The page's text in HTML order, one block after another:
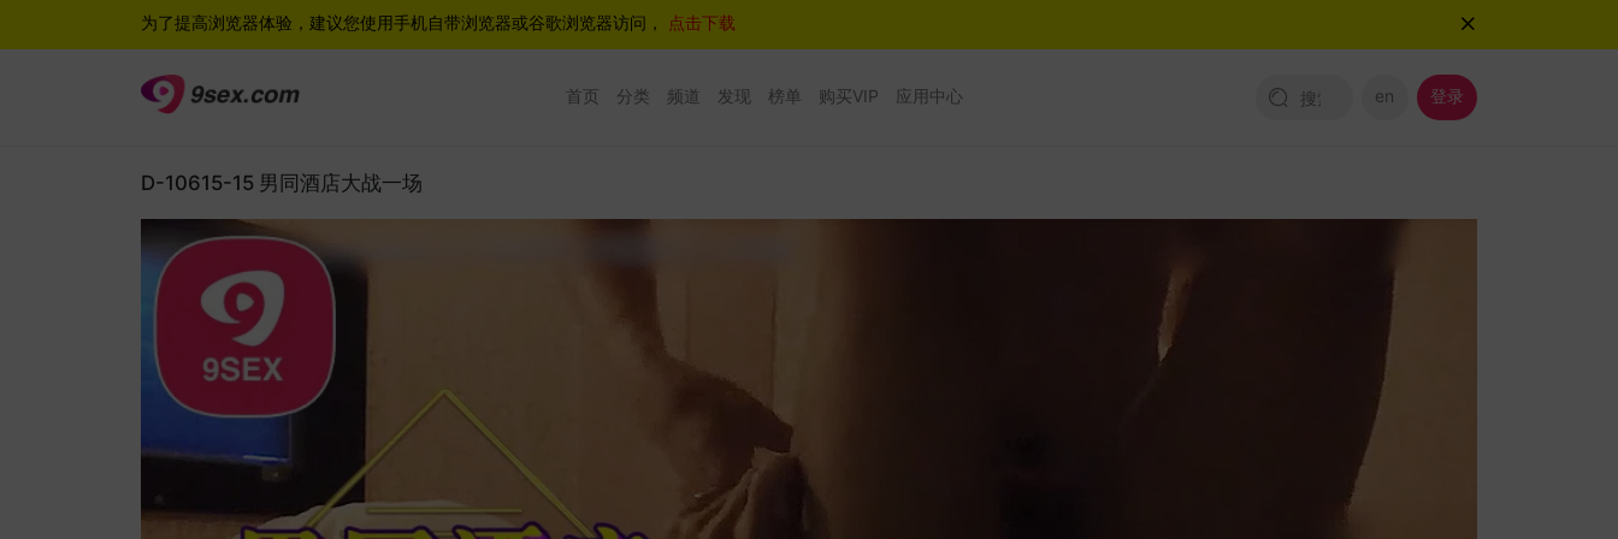
为了提高浏览器体验，建议您使用手机自带浏览器或谷歌浏览器访问， 点击下载
首页 分类 频道 发现 榜单 购买VIP 应用中心 en 登录
D-10615-15 男同酒店大战一场